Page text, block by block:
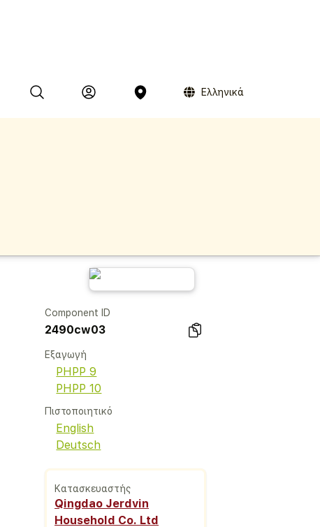
Ελληνικά
Component ID
2490cw03
Εξαγωγή
PHPP 9
PHPP 10
Πιστοποιητικό
English
Deutsch
Κατασκευαστής
Qingdao Jerdvin
Household Co. Ltd